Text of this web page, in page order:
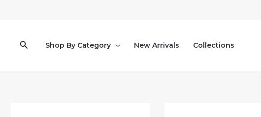
PaieškaShop By Category New Arrivals Collections